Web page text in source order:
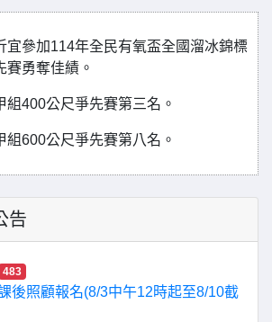
宜參加114年全民有氧盃全國溜冰錦標
賽勇奪佳績。
組400公尺爭先賽第三名。
組600公尺爭先賽第八名。
告
483
後照顧報名(8/3中午12時起至8/10截